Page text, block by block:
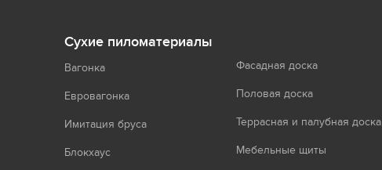
Сухие пиломатериалы
Вагонка
Евровагонка
Имитация бруса
Блокхаус
Фасадная доска
Половая доска
Террасная и палубная доска
Мебельные щиты